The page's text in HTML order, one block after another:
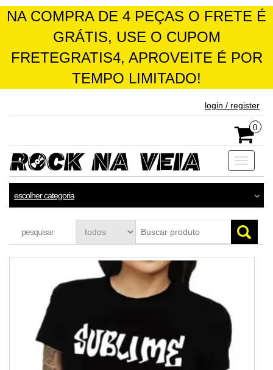
NA COMPRA DE 4 PEÇAS O FRETE É
GRÁTIS, USE O CUPOM
FRETEGRATIS4, APROVEITE É POR
TEMPO LIMITADO!
login / register
0
Toggle
escolher categoria
pesquisar